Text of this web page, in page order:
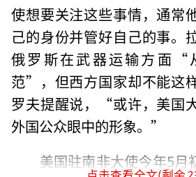
使想要关注这些事情，通常
己的身份并管好自己的事。
俄罗斯在武器运输方面“
范”，但西方国家却不能这
罗夫提醒说，“或许，美国
外国公众眼中的形象。”
美国驻南非大使今年5月